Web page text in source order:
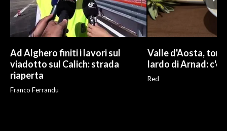
Ad Alghero finiti i lavori sul
viadotto sul Calich: strada
riaperta
Franco Ferrandu
Valle d'Aosta,
lardo di Arnad: c'è
Red